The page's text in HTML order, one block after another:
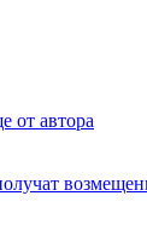
от автора